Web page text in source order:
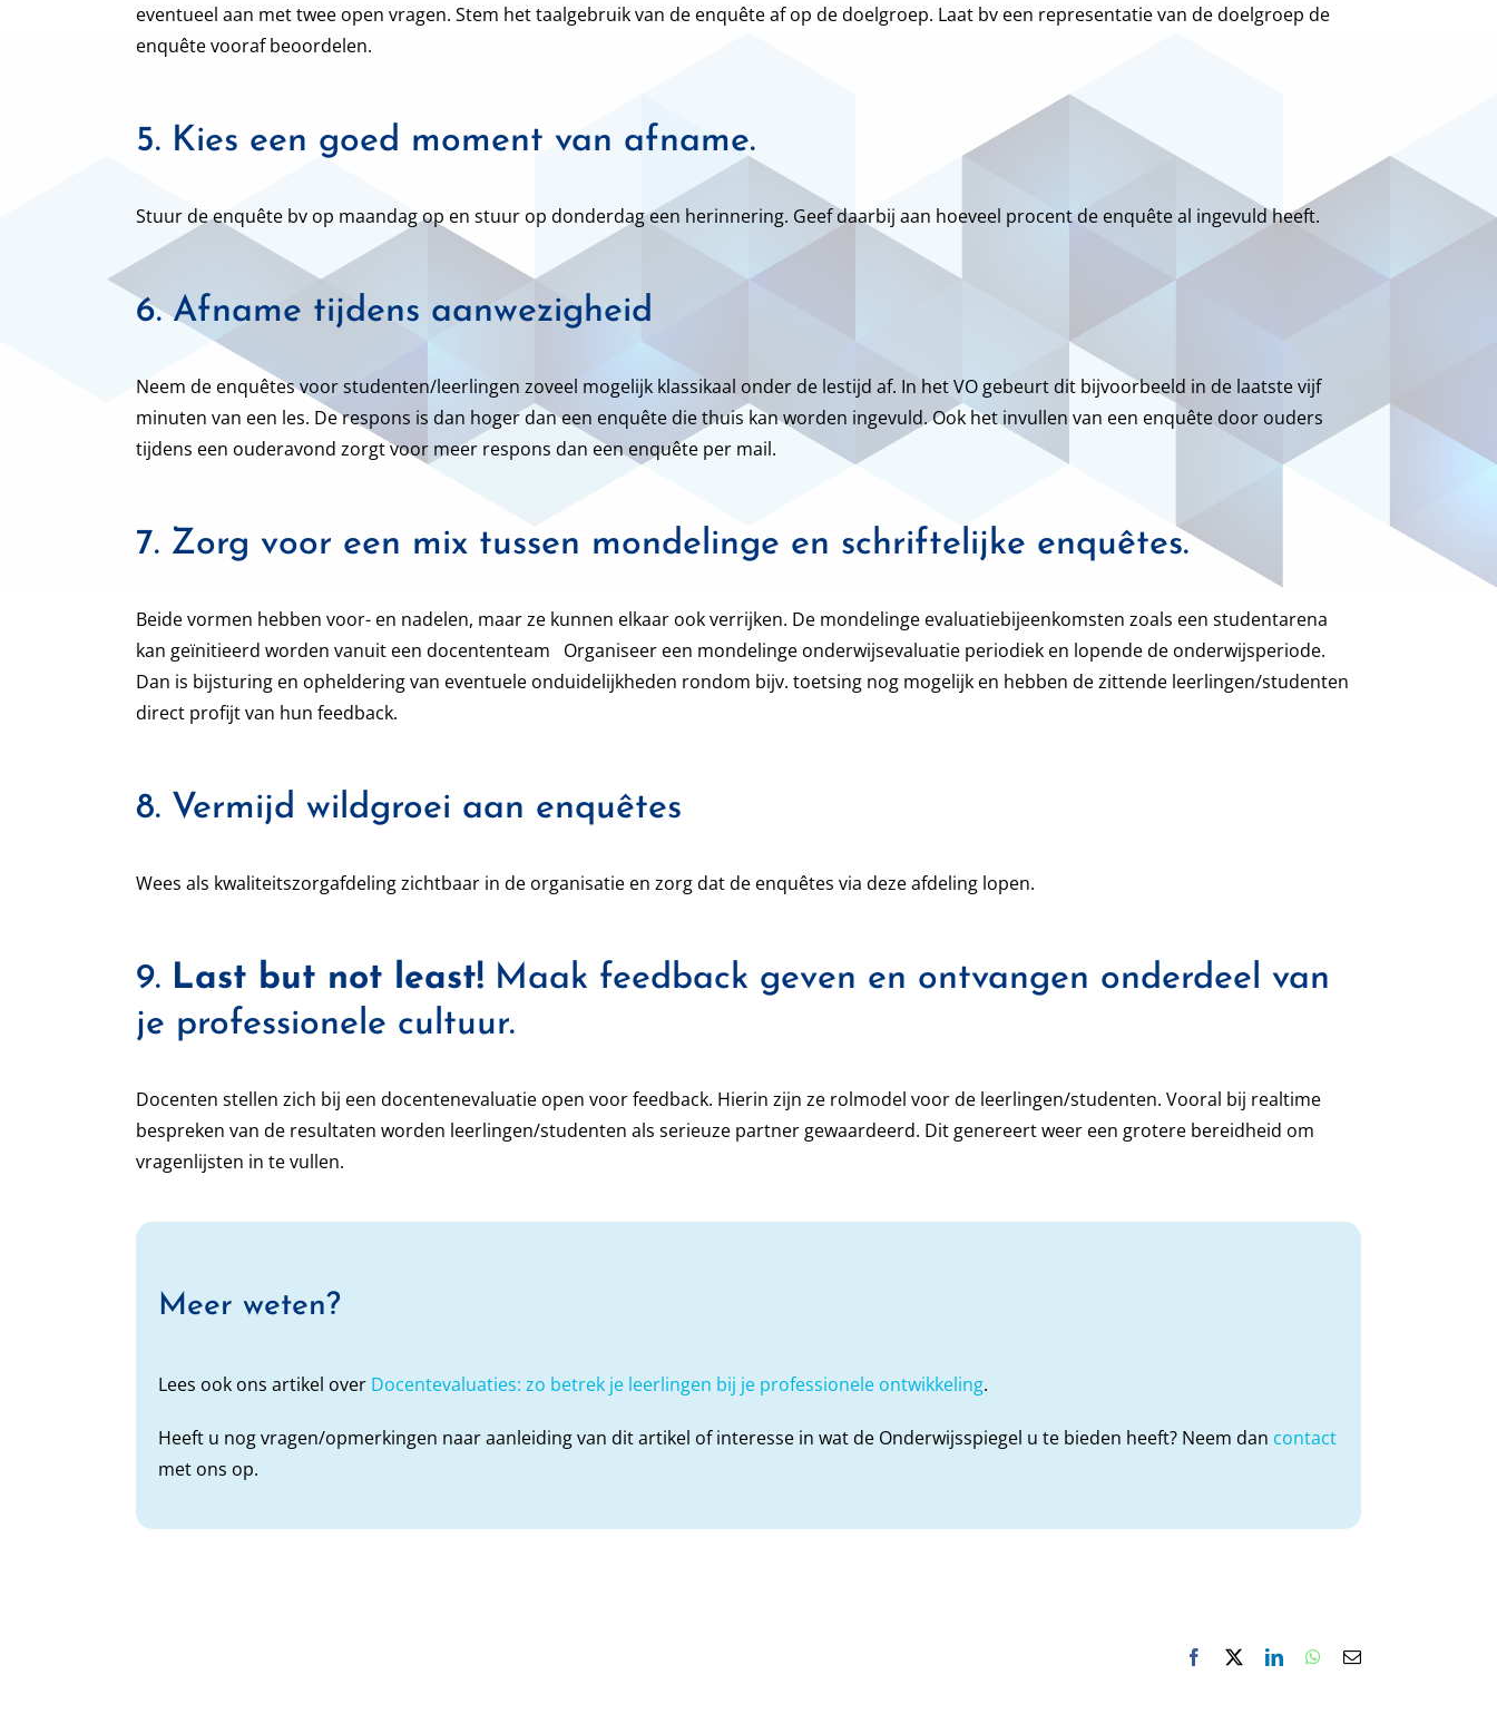
eventueel aan met twee open vragen. Stem het taalgebruik van de enquête af op de doelgroep. Laat bv een representatie van de doelgroep de
enquête vooraf beoordelen.
5. Kies een goed moment van afname.
Stuur de enquête bv op maandag op en stuur op donderdag een herinnering. Geef daarbij aan hoeveel procent de enquête al ingevuld heeft.
6. Afname tijdens aanwezigheid
Neem de enquêtes voor studenten/leerlingen zoveel mogelijk klassikaal onder de lestijd af. In het VO gebeurt dit bijvoorbeeld in de laatste vijf
minuten van een les. De respons is dan hoger dan een enquête die thuis kan worden ingevuld. Ook het invullen van een enquête door ouders
tijdens een ouderavond zorgt voor meer respons dan een enquête per mail.
7. Zorg voor een mix tussen mondelinge en schriftelijke enquêtes.
Beide vormen hebben voor- en nadelen, maar ze kunnen elkaar ook verrijken. De mondelinge evaluatiebijeenkomsten zoals een studentarena
kan geïnitieerd worden vanuit een docententeam Organiseer een mondelinge onderwijsevaluatie periodiek en lopende de onderwijsperiode.
Dan is bijsturing en opheldering van eventuele onduidelijkheden rondom bijv. toetsing nog mogelijk en hebben de zittende leerlingen/studenten
direct profijt van hun feedback.
8. Vermijd wildgroei aan enquêtes
Wees als kwaliteitszorgafdeling zichtbaar in de organisatie en zorg dat de enquêtes via deze afdeling lopen.
9. Last but not least!Maak feedback geven en ontvangen onderdeel van
je professionele cultuur.
Docenten stellen zich bij een docentenevaluatie open voor feedback. Hierin zijn ze rolmodel voor de leerlingen/studenten. Vooral bij realtime
bespreken van de resultaten worden leerlingen/studenten als serieuze partner gewaardeerd. Dit genereert weer een grotere bereidheid om
vragenlijsten in te vullen.
Meer weten?
Lees ook ons artikel over Docentevaluaties: zo betrek je leerlingen bij je professionele ontwikkeling.
Heeft u nog vragen/opmerkingen naar aanleiding van dit artikel of interesse in wat de Onderwijsspiegel u te bieden heeft? Neem dan contact
met ons op.
Facebook LinkedInWhatsApp
E-